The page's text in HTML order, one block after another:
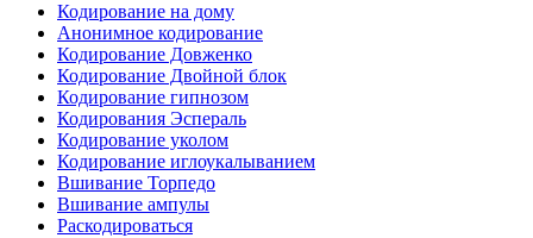
Кодирование на дому
Анонимное кодирование
Кодирование Довженко
Кодирование Двойной блок
Кодирование гипнозом
Кодирования Эспераль
Кодирование уколом
Кодирование иглоукалыванием
Вшивание Торпедо
Вшивание ампулы
Раскодироваться